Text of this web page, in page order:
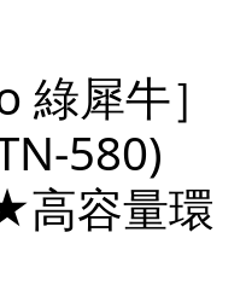
綠犀牛］
580)
容量環